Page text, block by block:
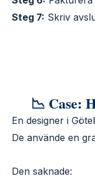
Steg 7: Skriv
📉 Case:
En designer i
De använde en
Den saknade: